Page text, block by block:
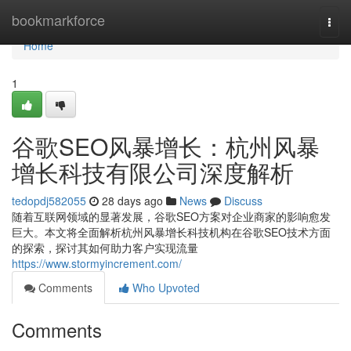
bookmarkforce
Home
Home
1
谷歌SEO风暴增长：杭州风暴
增长科技有限公司深度解析
tedopdj582055 28 days ago News
Discuss
随着互联网领域的显著发展，谷歌SEO方案对企业商家的影响愈发
巨大。本文将全面解析杭州风暴增长科技机构在谷歌SEO技术方面
的探索，探讨其如何助力客户实现流量
https://www.stormyincrement.com/
Comments
Who Upvoted
Comments